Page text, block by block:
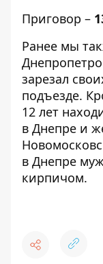
Приговор –
Ранее мы
зарезал
подъезде.
12 лет
в Днепре и
в Днепре
кирпичом.